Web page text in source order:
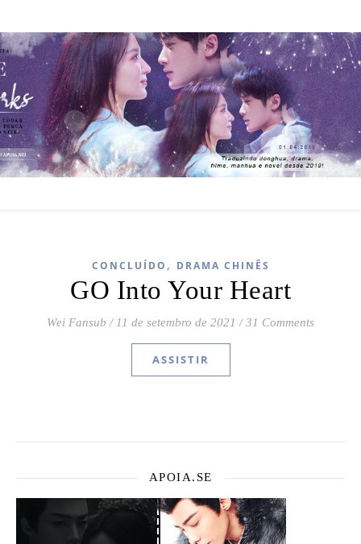
CONCLUÍDO , DRAMA CHINÊS
GO Into Your Heart
Wei Fansub / 11 de setembro de 2021 / 31 Comments
ASSISTIR
APOIA.SE